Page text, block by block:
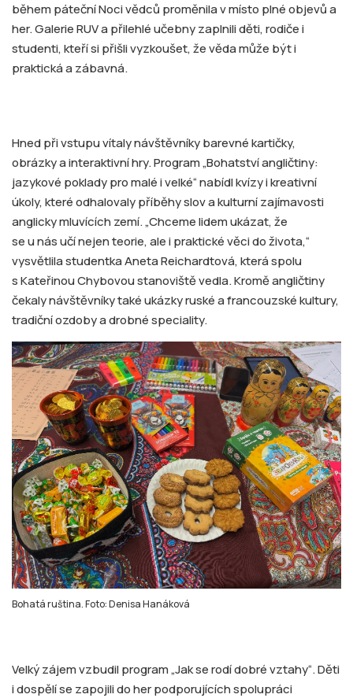
během páteční Noci vědců proměnila v místo plné objevů a
her. Galerie RUV a přilehlé učebny zaplnili děti, rodiče i
studenti, kteří si přišli vyzkoušet, že věda může být i
praktická a zábavná.
Hned při vstupu vítaly návštěvníky barevné kartičky,
obrázky a interaktivní hry. Program „Bohatství angličtiny:
jazykové poklady pro malé i velké“ nabídl kvízy i kreativní
úkoly, které odhalovaly příběhy slov a kulturní zajímavosti
anglicky mluvících zemí. „Chceme lidem ukázat, že
se u nás učí nejen teorie, ale i praktické věci do života,“
vysvětlila studentka Aneta Reichardtová, která spolu
s Kateřinou Chybovou stanoviště vedla. Kromě angličtiny
čekaly návštěvníky také ukázky ruské a francouzské kultury,
tradiční ozdoby a drobné speciality.
Bohatá ruština. Foto: Denisa Hanáková
Velký zájem vzbudil program „Jak se rodí dobré vztahy“. Děti
i dospělí se zapojili do her podporujících spolupráci